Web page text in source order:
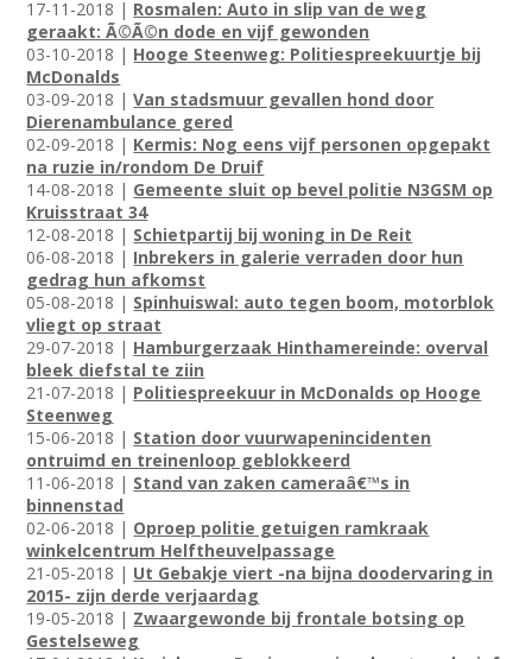
17-11-2018 | Rosmalen: Auto in slip van de weg
geraakt: Ã©Ã©n dode en vijf gewonden
03-10-2018 | Hooge Steenweg: Politiespreekuurtje bij
McDonalds
03-09-2018 |Van stadsmuur gevallen hond door
Dierenambulance gered
02-09-2018 | Kermis: Nog eens vijf personen opgepakt
na ruzie in/rondom De Druif
14-08-2018 | Gemeente sluit op bevel politie N3GSM op
Kruisstraat 34
12-08-2018 | Schietpartij bij woning in De Reit
06-08-2018 | Inbrekers in galerie verraden door hun
gedrag hun afkomst
05-08-2018 | Spinhuiswal: auto tegen boom, motorblok
vliegt op straat
29-07-2018 | Hamburgerzaak Hinthamereinde: overval
bleek diefstal te ziin
21-07-2018 | Politiespreekuur in McDonalds op Hooge
Steenweg
15-06-2018 | Station door vuurwapenincidenten
ontruimd en treinenloop geblokkeerd
11-06-2018 | Stand van zaken cameraâ€™s in
binnenstad
02-06-2018 | Oproep politie getuigen ramkraak
winkelcentrum Helftheuvelpassage
21-05-2018 | Ut Gebakje viert -na bijna doodervaring in
2015- zijn derde verjaardag
19-05-2018 | Zwaargewonde bij frontale botsing op
Gestelseweg